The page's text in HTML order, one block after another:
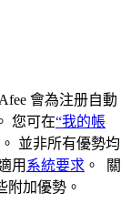
會為注册自動
您可在“我的帳
並非所有優勢均
用 系統要求 。 關
附加優勢。